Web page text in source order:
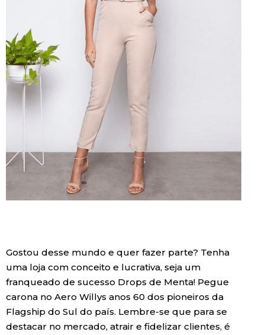
Gostou desse mundo e quer fazer parte? Tenha
uma loja com conceito e lucrativa, seja um
franqueado de sucesso Drops de Menta! Pegue
carona no Aero Willys anos 60 dos pioneiros da
Flagship do Sul do país. Lembre-se que para se
destacar no mercado, atrair e fidelizar clientes, é